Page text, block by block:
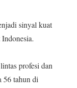
sinyal kuat
profesi dan
56 tahun di